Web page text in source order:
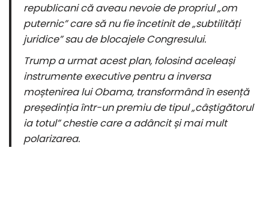
republicani că aveau nevoie de propriul „om
puternic” care să nu fie încetinit de „subtilități
juridice” sau de blocajele Congresului.
Trump a urmat acest plan, folosind aceleași
instrumente executive pentru a inversa
moștenirea lui Obama, transformând în esență
președinția într-un premiu de tipul „câștigătorul
ia totul” chestie care a adâncit și mai mult
polarizarea.